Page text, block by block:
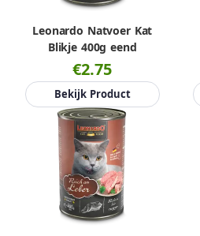
Leonardo Natvoer Kat
Blikje 400g eend
€2.75
Bekijk Product